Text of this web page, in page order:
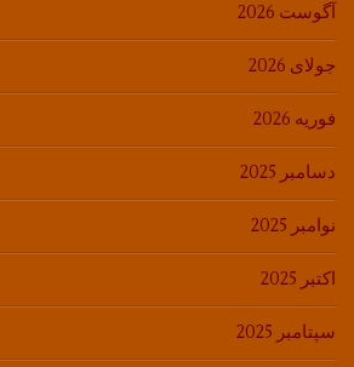
آگوست 2026
جولای 2026
فوریه 2026
دسامبر 2025
نوامبر 2025
اکتبر 2025
سپتامبر 2025